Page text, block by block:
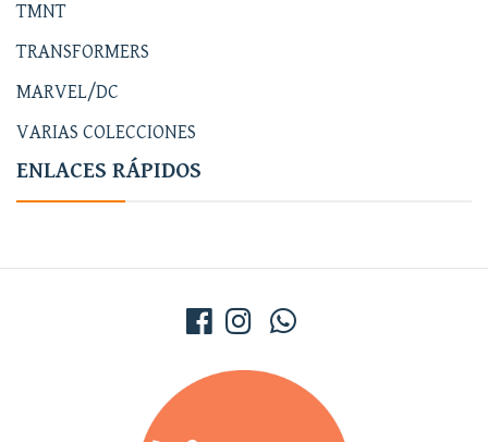
TMNT
TRANSFORMERS
MARVEL/DC
VARIAS COLECCIONES
ENLACES RÁPIDOS